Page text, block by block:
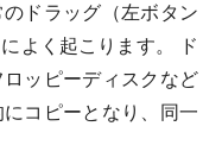
ドラッグ（左ボタン
よく起こります。 ド
ッピーディスクなど
コピーとなり、同一